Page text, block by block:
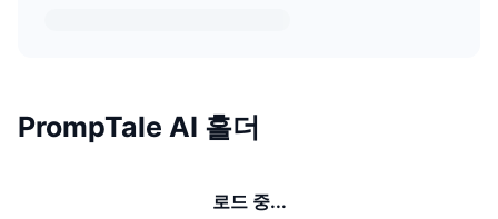
PrompTale AI 홀더
로드 중...